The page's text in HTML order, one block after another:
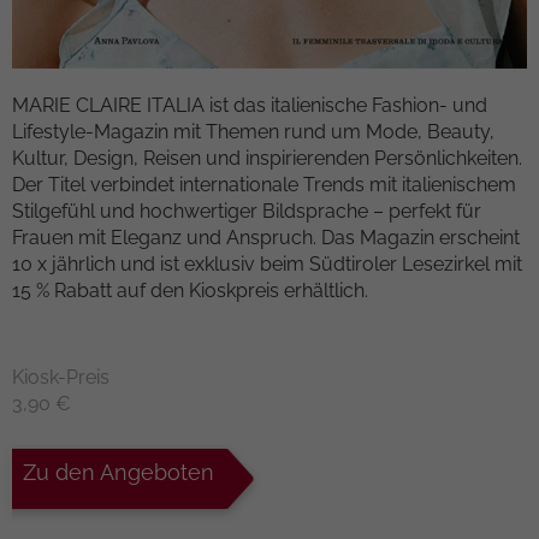
MARIE CLAIRE ITALIA ist das italienische Fashion- und
Lifestyle-Magazin mit Themen rund um Mode, Beauty,
Kultur, Design, Reisen und inspirierenden Persönlichkeiten.
Der Titel verbindet internationale Trends mit italienischem
Stilgefühl und hochwertiger Bildsprache – perfekt für
Frauen mit Eleganz und Anspruch. Das Magazin erscheint
10 x jährlich und ist exklusiv beim Südtiroler Lesezirkel mit
15 % Rabatt auf den Kioskpreis erhältlich.
Kiosk-Preis
3,90 €
Zu den Angeboten
Anbieter
Zweck
Dieses Cookie ist ein Standard-Session-
Cookie von TYPO3. Es speichert im Falle
eines Benutzer-Logins die Session-ID. So
kann der eingeloggte Benutzer
wiedererkannt werden und es wird ihm
Zugang zu geschützten Bereichen
gewährt.
Name
Laufzeit 1 Monat
Zweck
Kampagnendaten zu berechnen und die
Nutzung der Website für den
Die Cookies speichern Informationen
anonym und weisen eine randoly
generierte Nummer zu, um eindeutige
Besucher zu identifizieren.
Name _gid
um Informationen darüber zu speichern,
wie Besucher eine Website nutzen, und